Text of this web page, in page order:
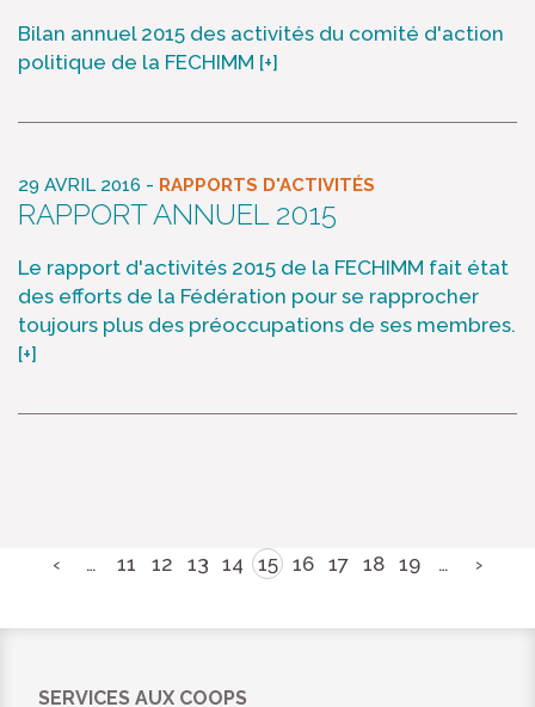
Bilan annuel 2015 des activités du comité d'action
politique de la FECHIMM [+]
29 AVRIL 2016 - RAPPORTS D'ACTIVITÉS
RAPPORT ANNUEL 2015
Le rapport d'activités 2015 de la FECHIMM fait état
des efforts de la Fédération pour se rapprocher
toujours plus des préoccupations de ses membres.
[+]
‹ … 11 12 13 14 15 16 17 18 19 … ›
SERVICES AUX COOPS